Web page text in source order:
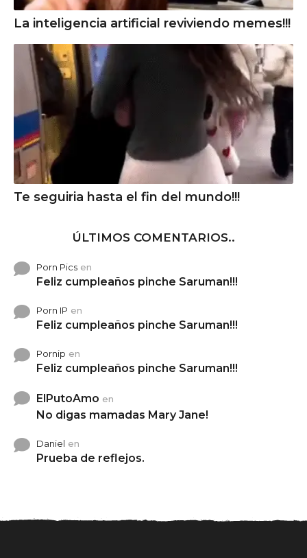
La inteligencia artificial reviviendo memes!!!
Te seguiria hasta el fin del mundo!!!
ÚLTIMOS COMENTARIOS..
Porn Pics en
Feliz cumpleaños pinche Saruman!!!
Porn IP en
Feliz cumpleaños pinche Saruman!!!
Pornip en
Feliz cumpleaños pinche Saruman!!!
ElPutoAmo en
No digas mamadas Mary Jane!
Daniel en
Prueba de reflejos.